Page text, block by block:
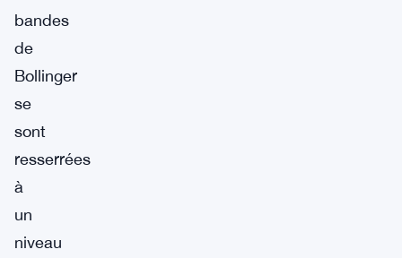
bandes
de
Bollinger
se
sont
resserrées
à
un
niveau